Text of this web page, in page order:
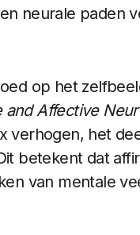
neurale paden
op het
and Affective
verhogen, het
betekent dat
van mentale